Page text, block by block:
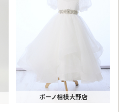
ボーノ相模大野店